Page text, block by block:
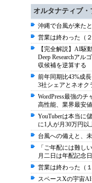
オルタナティブ
沖縄で台風が来た
営業は終わった（
【完全解説】AI
Deep Researchアル
収候補を逆算する
前年同期比43%成
3社シェアとネオク
WordPress最強の
高性能、業界最安
YouTuberは本当に
に1人が月30万円
台風への備えと、
「ご年配には難し
月二日は年配記念日
営業は終わった（
スペースXの宇宙